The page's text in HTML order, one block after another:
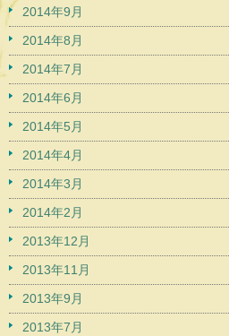
2014年9月
2014年8月
2014年7月
2014年6月
2014年5月
2014年4月
2014年3月
2014年2月
2013年12月
2013年11月
2013年9月
2013年7月